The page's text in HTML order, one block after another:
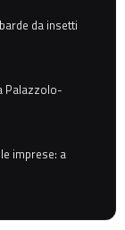
da insetti
Palazzolo-
imprese: a